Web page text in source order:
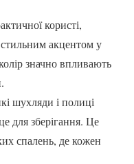
користі,
акцентом у
значно впливають
шухляди і полиці
для зберігання. Це
спалень, де кожен